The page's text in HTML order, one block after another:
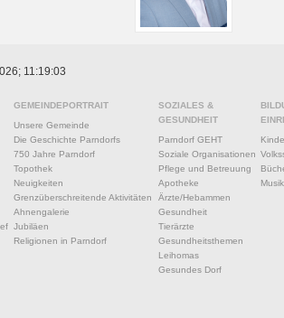
11:19:03
GEMEINDEPORTRAIT
Unsere Gemeinde
Die Geschichte Parndorfs
750 Jahre Parndorf
Topothek
Neuigkeiten
Grenzüberschreitende Aktivitäten
Ahnengalerie
Jubiläen
Religionen in Parndorf
SOZIALES &
GESUNDHEIT
Parndorf GEHT
Soziale Organisationen
Pflege und Betreuung
Apotheke
Ärzte/Hebammen
Gesundheit
Tierärzte
Gesundheitsthemen
Leihomas
Gesundes Dorf